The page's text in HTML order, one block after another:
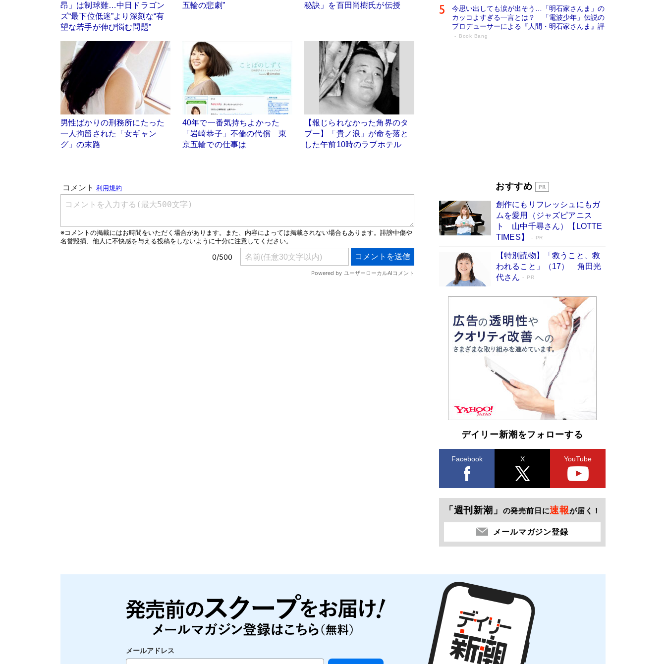
昂」は制球難…中日ドラゴン
ズ“最下位低迷”より深刻な“有
望な若手が伸び悩む問題”
五輪の悲劇”
秘訣」を百田尚樹氏が伝授
男性ばかりの刑務所にたった
一人拘留された「女ギャン
グ」の末路
40年で一番気持ちよかった
「岩崎恭子」不倫の代償 東
京五輪での仕事は
【報じられなかった角界のタ
ブー】「貴ノ浪」が命を落と
した午前10時のラブホテル
今思い出しても涙が出そう…「明石家さんま」の
カッコよすぎる一言とは？ 「電波少年」伝説の
プロデューサーによる『人間・明石家さんま』評
Book Bang
皇陛下はお元気でおられるか」がサウジ国王の第
東野圭吾、伊坂幸太郎の人気シリーズ最新作どち
らも文庫化 映画化された直木賞受賞作もランク
イン［文庫ベストセラー］
Book Bang
おすすめ
創作にもリフレッシュにもガ
ムを愛用（ジャズピアニス
ト 山中千尋さん）【LOTTE
TIMES】
PR
【特別読物】「救うこと、救
われること」（17） 角田光
代さん
PR
デイリー新潮をフォローする
Facebook X YouTube
「週刊新潮」 の発売前日に速報が届く！
メールマガジン登録
メールアドレス